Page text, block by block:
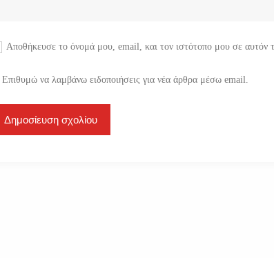
Αποθήκευσε το όνομά μου, email, και τον ιστότοπο μου σε αυτόν
Επιθυμώ να λαμβάνω ειδοποιήσεις για νέα άρθρα μέσω email.